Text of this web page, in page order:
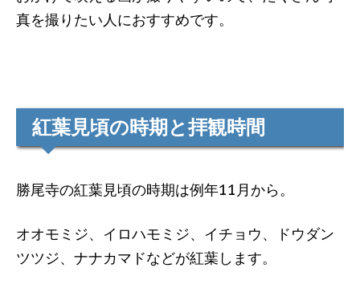
真を撮りたい人におすすめです。
紅葉見頃の時期と拝観時間
勝尾寺の紅葉見頃の時期は例年11月から。
オオモミジ、イロハモミジ、イチョウ、ドウダン
ツツジ、ナナカマドなどが紅葉します。